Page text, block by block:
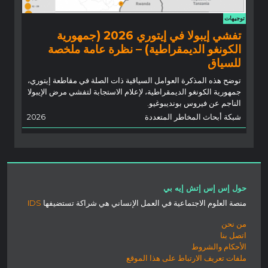
توجيهات
تفشي إيبولا في إيتوري 2026 (جمهورية
الكونغو الديمقراطية) – نظرة عامة ملخصة
للسياق
توضح هذه المذكرة العوامل السياقية ذات الصلة في مقاطعة إيتوري،
جمهورية الكونغو الديمقراطية، لإعلام الاستجابة لتفشي مرض الإيبولا
الناجم عن فيروس بونديبوغيو.
شبكة أبحاث المخاطر المتعددة
2026
حول إس إس إتش إيه بي
منصة العلوم الاجتماعية في العمل الإنساني هي شراكة تستضيفها IDS
من نحن
اتصل بنا
الأحكام والشروط
ملفات تعريف الارتباط على هذا الموقع